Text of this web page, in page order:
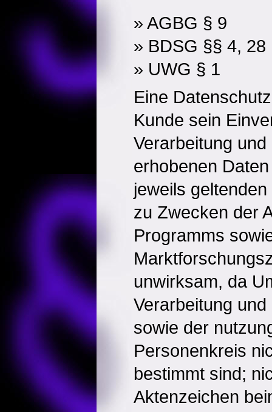
» AGBG § 9
» BDSG §§ 4, 28
» UWG § 1
Eine
Kunde sein
Verarbeitung
erhobenen
jeweils
zu Zwecken der
Programms
unwirksam, da
Verarbeitung
sowie der
Personenkreis
bestimmt sind;
Aktenzeichen